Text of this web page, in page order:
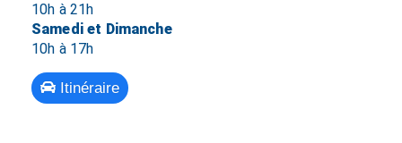
10h à 21h
Samedi et Dimanche
10h à 17h
Itinéraire